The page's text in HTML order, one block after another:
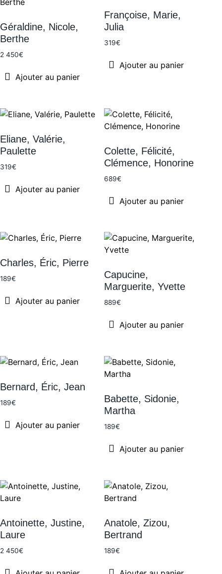
Géraldine, Nicole,
Berthe
2 450€
Ajouter au panier
Françoise, Marie,
Julia
319€
Ajouter au panier
Eliane, Valérie,
Paulette
319€
Ajouter au panier
Colette, Félicité,
Clémence, Honorine
689€
Ajouter au panier
Charles, Éric, Pierre
189€
Ajouter au panier
Capucine,
Marguerite, Yvette
889€
Ajouter au panier
Bernard, Éric, Jean
189€
Ajouter au panier
Babette, Sidonie,
Martha
189€
Ajouter au panier
Antoinette, Justine,
Laure
2 450€
Anatole, Zizou,
Bertrand
189€